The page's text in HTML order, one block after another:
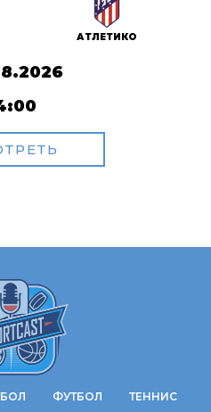
АТЛЕТИКО
ФУТБОЛ ТЕННИС